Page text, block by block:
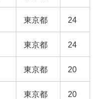
東京都 24
東京都 24
東京都 20
東京都 20